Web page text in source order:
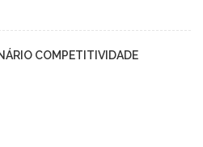
COMPETITIVIDADE